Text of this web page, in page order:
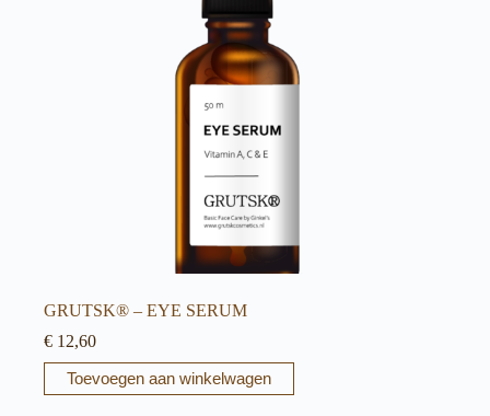
GRUTSK® – EYE SERUM
€ 12,60
Toevoegen aan winkelwagen